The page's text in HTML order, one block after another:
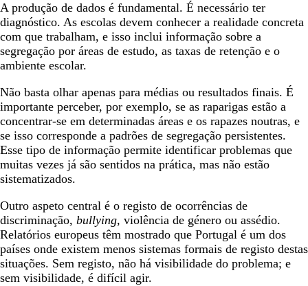
A produção de dados é fundamental. É necessário ter
diagnóstico. As escolas devem conhecer a realidade concreta
com que trabalham, e isso inclui informação sobre a
segregação por áreas de estudo, as taxas de retenção e o
ambiente escolar.
Não basta olhar apenas para médias ou resultados finais. É
importante perceber, por exemplo, se as raparigas estão a
concentrar-se em determinadas áreas e os rapazes noutras, e
se isso corresponde a padrões de segregação persistentes.
Esse tipo de informação permite identificar problemas que
muitas vezes já são sentidos na prática, mas não estão
sistematizados.
Outro aspeto central é o registo de ocorrências de
discriminação, bullying, violência de género ou assédio.
Relatórios europeus têm mostrado que Portugal é um dos
países onde existem menos sistemas formais de registo destas
situações. Sem registo, não há visibilidade do problema; e
sem visibilidade, é difícil agir.